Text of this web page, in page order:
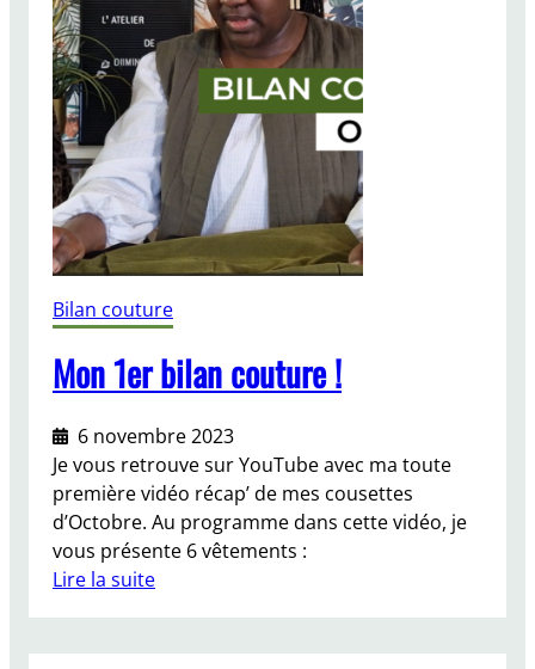
n
t
r
e
n
c
h
:
s
u
i
e
t
f
i
n
!
Bilan couture
Mon 1er bilan couture !
6 novembre 2023
Je vous retrouve sur YouTube avec ma toute
première vidéo récap’ de mes cousettes
d’Octobre. Au programme dans cette vidéo, je
vous présente 6 vêtements :
Lire la suite